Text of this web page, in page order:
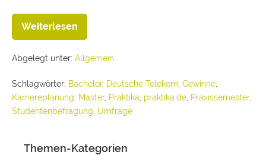
Weiterlesen
Abgelegt unter: Allgemein
Schlagwörter: Bachelor, Deutsche Telekom Gewinne
Karriereplanung
Master, Praktika praktika.de Praxissemester,
Studentenbefragung Umfrage
Themen-Kategorien